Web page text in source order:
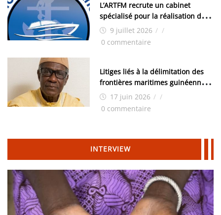
L’ARTFM recrute un cabinet
spécialisé pour la réalisation des
études techniques
9 juillet 2026 / /
0 commentaire
Litiges liés à la délimitation des
frontières maritimes guinéennes:
Idrissa Chérif écrit au ministre
des Hydrocarbures
17 juin 2026 / /
0 commentaire
INTERVIEW